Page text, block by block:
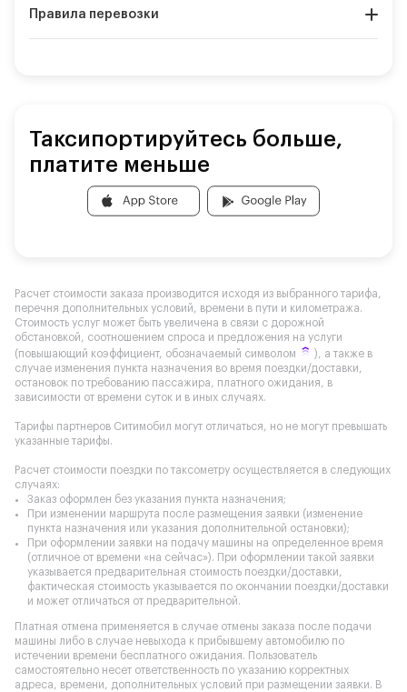
Правила перевозки
Таксипортируйтесь больше,
платите меньше
Расчет стоимости заказа производится исходя из выбранного тарифа,
перечня дополнительных условий, времени в пути и километража.
Стоимость услуг может быть увеличена в связи с дорожной
обстановкой, соотношением спроса и предложения на услуги
(повышающий коэффициент, обозначаемый символом
), а также в
случае изменения пункта назначения во время поездки/доставки,
остановок по требованию пассажира, платного ожидания, в
зависимости от времени суток и в иных случаях.
Тарифы партнеров Ситимобил могут отличаться, но не могут превышать
указанные тарифы.
Расчет стоимости поездки по таксометру осуществляется в следующих
случаях:
Заказ оформлен без указания пункта назначения;
При изменении маршрута после размещения заявки (изменение
пункта назначения или указания дополнительной остановки);
При оформлении заявки на подачу машины на определенное время
(отличное от времени «на сейчас»). При оформлении такой заявки
указывается предварительная стоимость поездки/доставки,
фактическая стоимость указывается по окончании поездки/доставки
и может отличаться от предварительной.
Платная отмена применяется в случае отмены заказа после подачи
машины либо в случае невыхода к прибывшему автомобилю по
истечении времени бесплатного ожидания. Пользователь
самостоятельно несет ответственность по указанию корректных
адреса, времени, дополнительных условий при размещении заявки. В